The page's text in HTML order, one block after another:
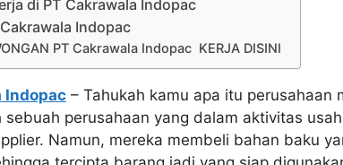
di PT Cakrawala Indopac
Indopac
PT Cakrawala Indopac KERJA DISINI
Indopac – Tahukah kamu apa itu perusahaan
perusahaan yang dalam aktivitas
Namun, mereka membeli bahan baku